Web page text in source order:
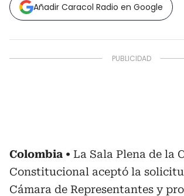
Añadir Caracol Radio en Google
Colombia
La Sala Plena de la
Constitucional aceptó la
Cámara de Representantes y